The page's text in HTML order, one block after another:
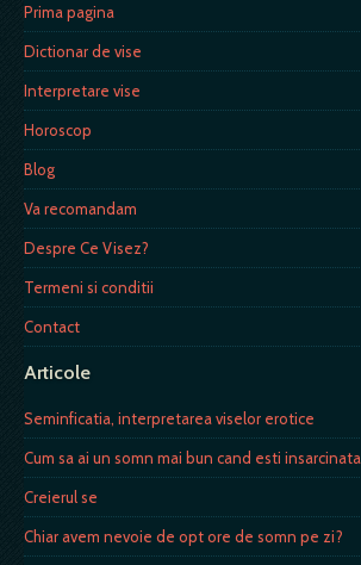
Prima pagina
Dictionar de vise
Interpretare vise
Horoscop
Blog
Va recomandam
Despre Ce Visez?
Termeni si conditii
Contact
Articole
Seminficatia, interpretarea viselor erotice
Cum sa ai un somn mai bun cand esti insarcinata
Creierul se
Chiar avem nevoie de opt ore de somn pe zi?